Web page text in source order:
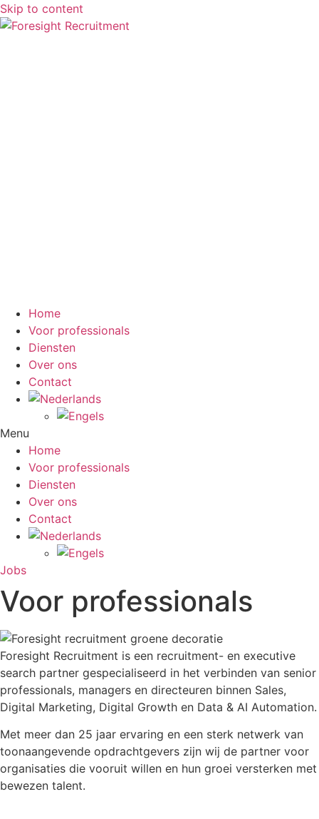
Skip to content
Home
Voor professionals
Diensten
Over ons
Contact
Menu
Home
Voor professionals
Diensten
Over ons
Contact
Jobs
Voor professionals
Foresight Recruitment is een recruitment- en executive
search partner gespecialiseerd in het verbinden van senior
professionals, managers en directeuren binnen Sales,
Digital Marketing, Digital Growth en Data & AI Automation.
Met meer dan 25 jaar ervaring en een sterk netwerk van
toonaangevende opdrachtgevers zijn wij de partner voor
organisaties die vooruit willen en hun groei versterken met
bewezen talent.